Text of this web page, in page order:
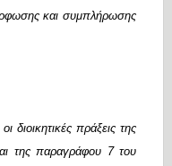
και συμπλήρωσης
διοικητικές πράξεις της
της παραγράφου 7 του